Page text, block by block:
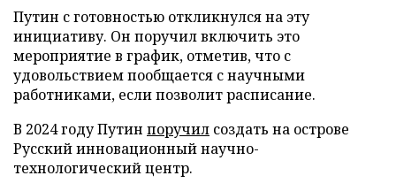
Путин с готовностью откликнулся на эту
инициативу. Он поручил включить это
мероприятие в график, отметив, что с
удовольствием пообщается с научными
работниками, если позволит расписание.
В 2024 году Путин поручил создать на острове
Русский инновационный научно-
технологический центр.